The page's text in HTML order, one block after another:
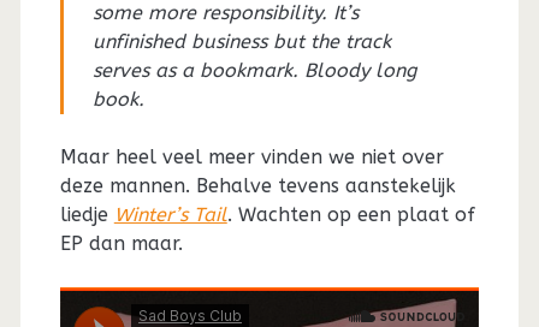
some more responsibility. It’s
unfinished business but the track
serves as a bookmark. Bloody long
book.
Maar heel veel meer vinden we niet over
deze mannen. Behalve tevens aanstekelijk
liedje Winter’s Tail. Wachten op een plaat of
EP dan maar.